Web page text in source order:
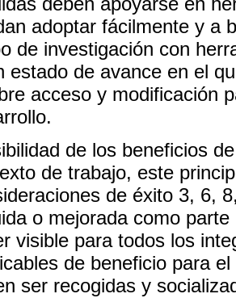
adoptar fácilmente y a
de investigación con
estado de avance en el
acceso y modificación
de los beneficios
de trabajo, este
de éxito 3, 6,
o mejorada como
visible para todos los
de beneficio para
ser recogidas y